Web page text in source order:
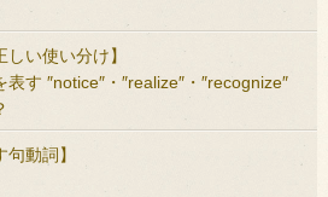
しい使い分け】
表す ″notice″・″realize″・″recognize″
句動詞】